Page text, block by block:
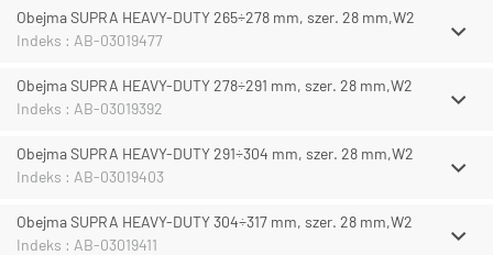
Obejma SUPRA HEAVY-DUTY 265÷278 mm, szer. 28 mm,W2
Indeks : AB-03019477
Obejma SUPRA HEAVY-DUTY 278÷291 mm, szer. 28 mm,W2
Indeks : AB-03019392
Obejma SUPRA HEAVY-DUTY 291÷304 mm, szer. 28 mm,W2
Indeks : AB-03019403
Obejma SUPRA HEAVY-DUTY 304÷317 mm, szer. 28 mm,W2
Indeks : AB-03019411